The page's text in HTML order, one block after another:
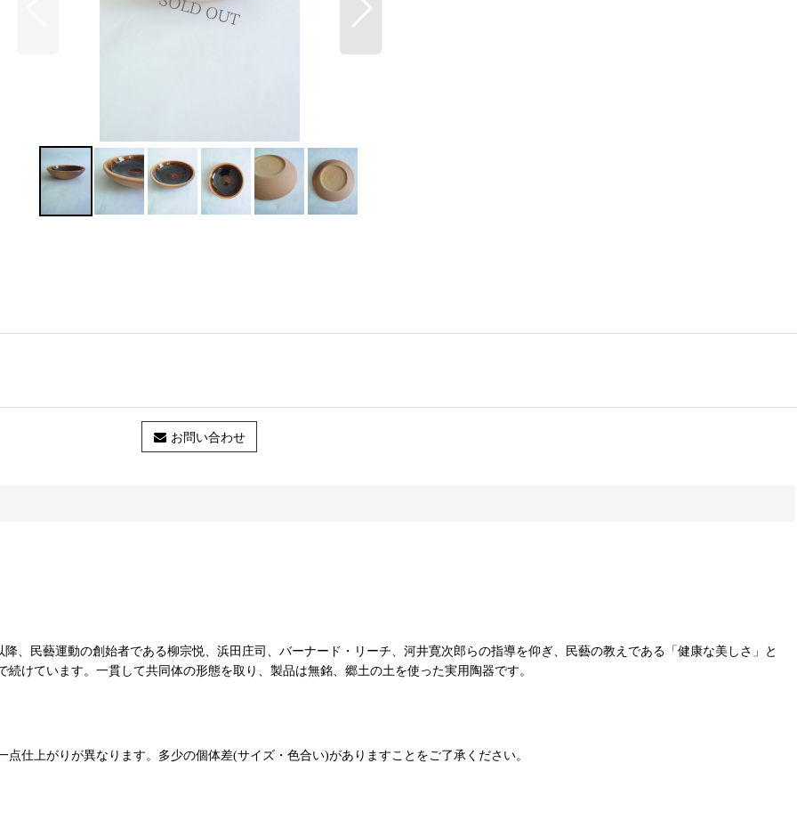
お問い合わせ
、民藝運動の創始者である柳宗悦、浜田庄司、バーナード・リーチ、河井寛次郎らの指導を仰ぎ、民藝の教えである「健康な美しさ」と
けています。一貫して共同体の形態を取り、製品は無銘、郷土の土を使った実用陶器です。
仕上がりが異なります。多少の個体差(サイズ・色合い)がありますことをご了承ください。